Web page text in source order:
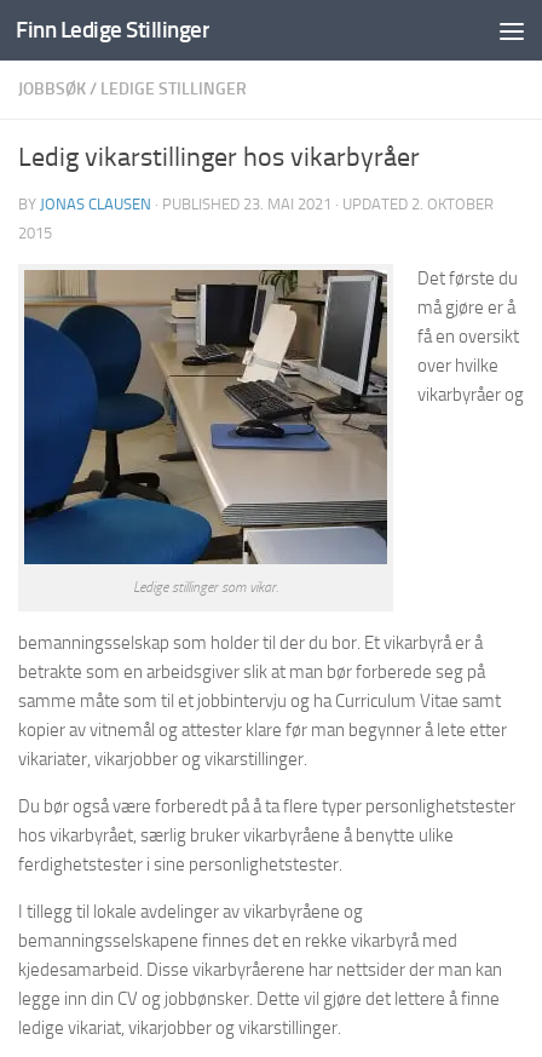
Skip to content
Finn Ledige Stillinger
JOBBSØK/ LEDIGE STILLINGER
Ledig vikarstillinger hos vikarbyråer
BY JONAS CLAUSEN · PUBLISHED 23. MAI 2021 · UPDATED 2. OKTOBER
2015
Ledige stillinger som vikar.
Det første du
må gjøre er å
få en oversikt
over hvilke
vikarbyråer og
bemanningsselskap som holder til der du bor. Et vikarbyrå er å
betrakte som en arbeidsgiver slik at man bør forberede seg på
samme måte som til et jobbintervju og ha Curriculum Vitae samt
kopier av vitnemål og attester klare før man begynner å lete etter
vikariater, vikarjobber og vikarstillinger.
Du bør også være forberedt på å ta flere typer personlighetstester
hos vikarbyrået, særlig bruker vikarbyråene å benytte ulike
ferdighetstester i sine personlighetstester.
I tillegg til lokale avdelinger av vikarbyråene og
bemanningsselskapene finnes det en rekke vikarbyrå med
kjedesamarbeid. Disse vikarbyråerene har nettsider der man kan
legge inn din CV og jobbønsker. Dette vil gjøre det lettere å finne
ledige vikariat, vikarjobber og vikarstillinger.